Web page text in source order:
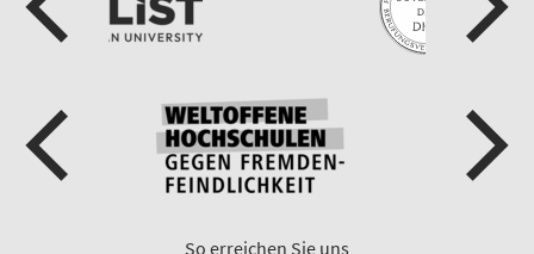
So erreichen Sie uns